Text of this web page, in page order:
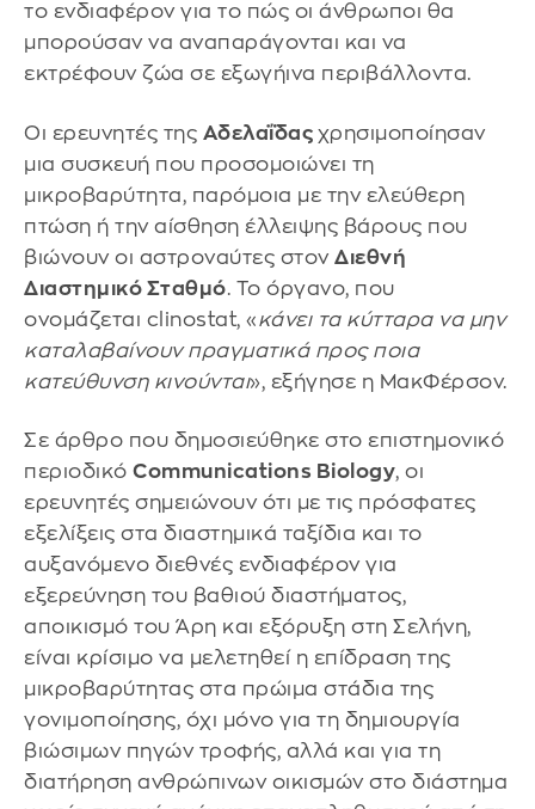
το ενδιαφέρον για το πώς οι άνθρωποι θα
μπορούσαν να αναπαράγονται και να
εκτρέφουν ζώα σε εξωγήινα περιβάλλοντα.
Οι ερευνητές της Αδελαΐδας χρησιμοποίησαν
μια συσκευή που προσομοιώνει τη
μικροβαρύτητα, παρόμοια με την ελεύθερη
πτώση ή την αίσθηση έλλειψης βάρους που
βιώνουν οι αστροναύτες στον Διεθνή
Διαστημικό Σταθμό. Το όργανο, που
ονομάζεται clinostat, «κάνει τα κύτταρα να μην
καταλαβαίνουν πραγματικά προς ποια
κατεύθυνση κινούνται», εξήγησε η ΜακΦέρσον.
Σε άρθρο που δημοσιεύθηκε στο επιστημονικό
περιοδικό Communications Biology, οι
ερευνητές σημειώνουν ότι με τις πρόσφατες
εξελίξεις στα διαστημικά ταξίδια και το
αυξανόμενο διεθνές ενδιαφέρον για
εξερεύνηση του βαθιού διαστήματος,
αποικισμό του Άρη και εξόρυξη στη Σελήνη,
είναι κρίσιμο να μελετηθεί η επίδραση της
μικροβαρύτητας στα πρώιμα στάδια της
γονιμοποίησης, όχι μόνο για τη δημιουργία
βιώσιμων πηγών τροφής, αλλά και για τη
διατήρηση ανθρώπινων οικισμών στο διάστημα